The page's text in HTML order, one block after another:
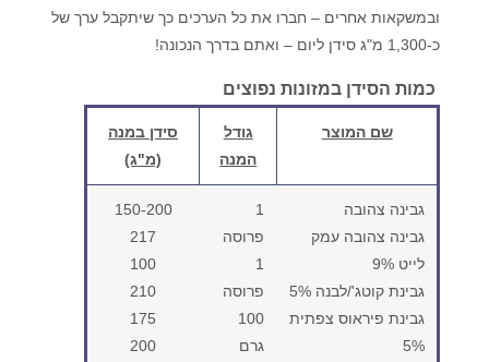
ובמשקאות אחרים – חברו את כל הערכים כך שיתקבל ערך של
כ-1,300 מ"ג סידן ליום – ואתם בדרך הנכונה!
כמות הסידן במזונות נפוצים
שם המוצר
גודל
המנה
סידן במנה
(מ"ג)
גבינה צהובה
גבינה צהובה עמק
לייט 9%
גבינת קוטג'/לבנה 5%
גבינת פיראוס צפתית
5%
1
פרוסה
1
פרוסה
100
גרם
150-200
217
100
210
175
200